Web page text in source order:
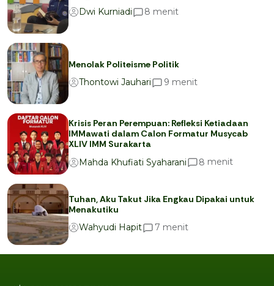
Dwi Kurniadi
8 menit
Menolak Politeisme Politik
Thontowi Jauhari
9 menit
Krisis Peran Perempuan: Refleksi Ketiadaan
IMMawati dalam Calon Formatur Musycab
XLIV IMM Surakarta
Mahda Khufiati Syaharani
8 menit
Tuhan, Aku Takut Jika Engkau Dipakai untuk
Menakutiku
Wahyudi Hapit
7 menit